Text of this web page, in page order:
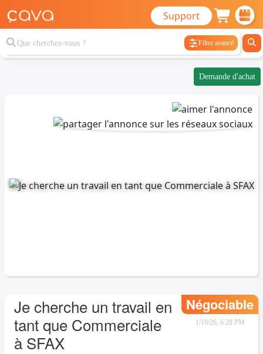
Support
Filtre avancé
Demande d'achat
Je cherche un travail en
tant que Commerciale
à SFAX
Négociable
1/10/26, 6:28 PM